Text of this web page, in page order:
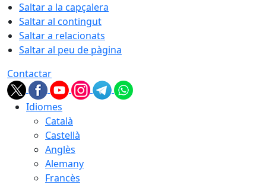
Saltar a la capçalera
Saltar al contingut
Saltar a relacionats
Saltar al peu de pàgina
Contactar
Idiomes
Català
Castellà
Anglès
Alemany
Francès